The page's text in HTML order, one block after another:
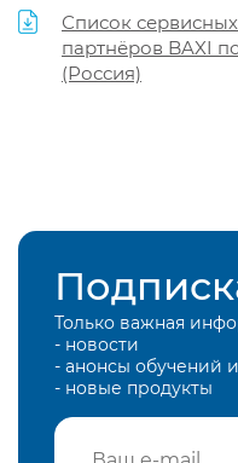
Список
партнёров BAXI
(Россия)
Только важная
- новости
- анонсы обучений
- новые продукты